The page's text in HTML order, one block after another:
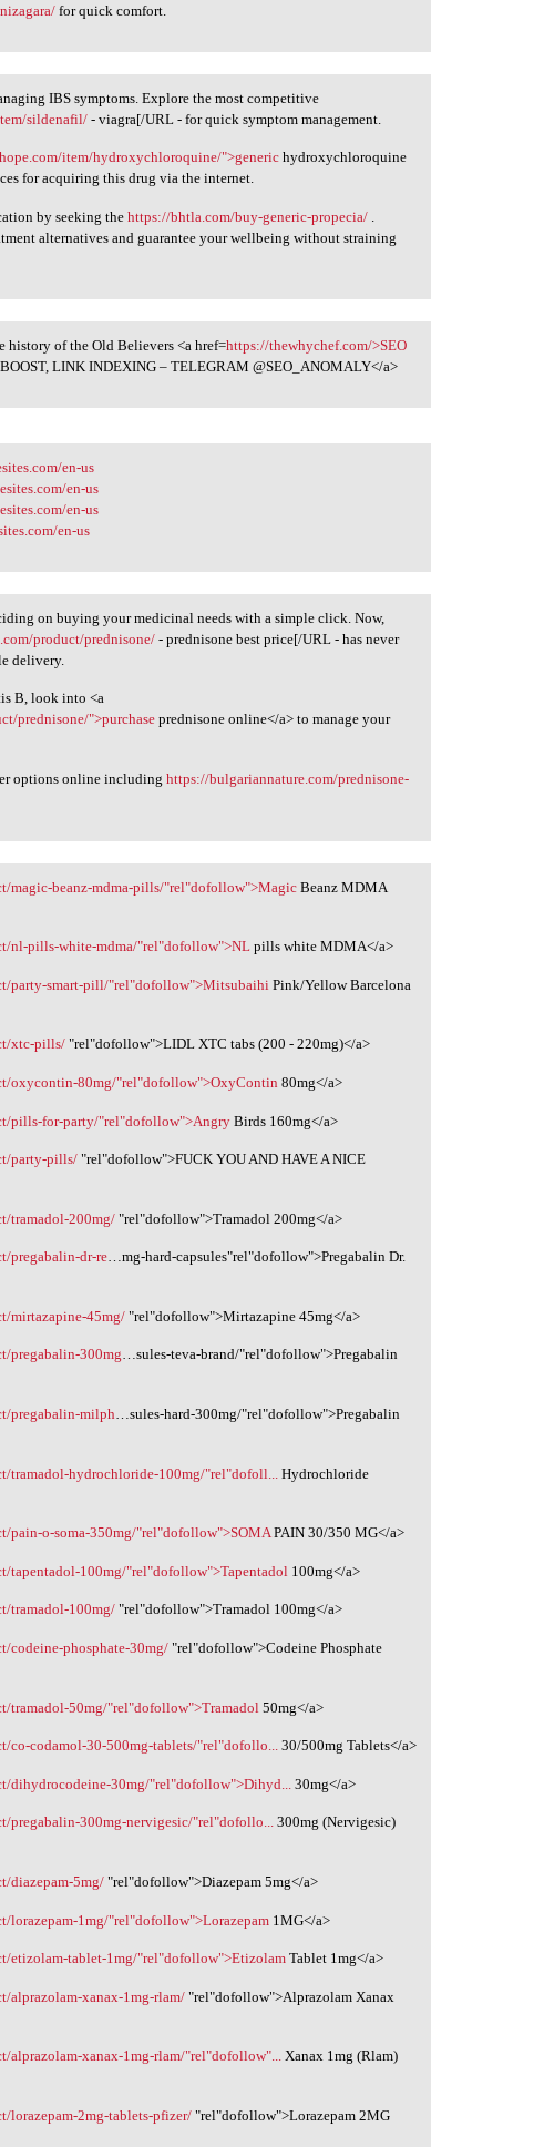
for quick comfort.
IBS symptoms. Explore the most competitive
sildenafil/- viagra[/URL - for quick symptom management.
item/hydroxychloroquine/">generichydroxychloroquine
for acquiring this drug via the internet.
by seeking thehttps://bhtla.com/buy-generic-propecia/
alternatives and guarantee your wellbeing without straining
history of the Old Believers <a href=https://thewhychef.com/>SEO
LINK INDEXING – TELEGRAM @SEO_ANOMALY</a>
en-us
en-us
en-us
en-us
on buying your medicinal needs with a simple click. Now,
product/prednisone/ - prednisone best price[/URL - has never
delivery.
B, look into <a
prednisone/">purchase prednisone online</a> to manage your
options online includinghttps://bulgariannature.com/prednisone-
magic-beanz-mdma-pills/"rel"dofollow">MagicBeanz MDMA
nl-pills-white-mdma/"rel"dofollow">NL pills white MDMA</a>
party-smart-pill/"rel"dofollow">Mitsubaihi Pink/Yellow Barcelona
xtc-pills/ ‎"rel"dofollow">LIDL XTC tabs (200 - 220mg)</a>
oxycontin-80mg/"rel"dofollow">OxyContin 80mg</a>
pills-for-party/"rel"dofollow">AngryBirds 160mg</a>
party-pills/ "rel"dofollow">FUCK YOU AND HAVE A NICE
tramadol-200mg/‎"rel"dofollow">Tramadol 200mg</a>
pregabalin-dr-re…mg-hard-capsules"rel"dofollow">Pregabalin Dr.
mirtazapine-45mg/"rel"dofollow">Mirtazapine 45mg</a>
pregabalin-300mg…sules-teva-brand/"rel"dofollow">Pregabalin
pregabalin-milph…sules-hard-300mg/"rel"dofollow">Pregabalin
tramadol-hydrochloride-100mg/"rel"dofoll...
Hydrochloride
pain-o-soma-350mg/"rel"dofollow">SOMAPAIN 30/350 MG</a>
tapentadol-100mg/"rel"dofollow">Tapentadol 100mg</a>
tramadol-100mg/‎"rel"dofollow">Tramadol 100mg</a>
codeine-phosphate-30mg/ ‎"rel"dofollow">Codeine Phosphate
tramadol-50mg/"rel"dofollow">Tramadol 50mg</a>
co-codamol-30-500mg-tablets/"rel"dofollo... 30/500mg Tablets</a>
dihydrocodeine-30mg/"rel"dofollow">Dihyd... 30mg</a>
pregabalin-300mg-nervigesic/"rel"dofollo...300mg (Nervigesic)
diazepam-5mg/"rel"dofollow">Diazepam 5mg</a>
lorazepam-1mg/"rel"dofollow">Lorazepam 1MG</a>
etizolam-tablet-1mg/"rel"dofollow">Etizolam Tablet 1mg</a>
alprazolam-xanax-1mg-rlam/ ‎"rel"dofollow">Alprazolam Xanax
alprazolam-xanax-1mg-rlam/"rel"dofollow"... Xanax 1mg (Rlam)
lorazepam-2mg-tablets-pfizer/ "rel"dofollow">Lorazepam 2MG